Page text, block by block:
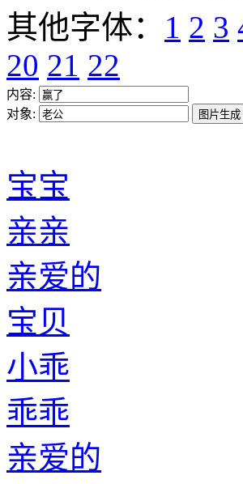
其他字体： 1 2 3
20 21 22
内容:
对象:
宝宝
亲亲
亲爱的
宝贝
小乖
乖乖
亲爱的